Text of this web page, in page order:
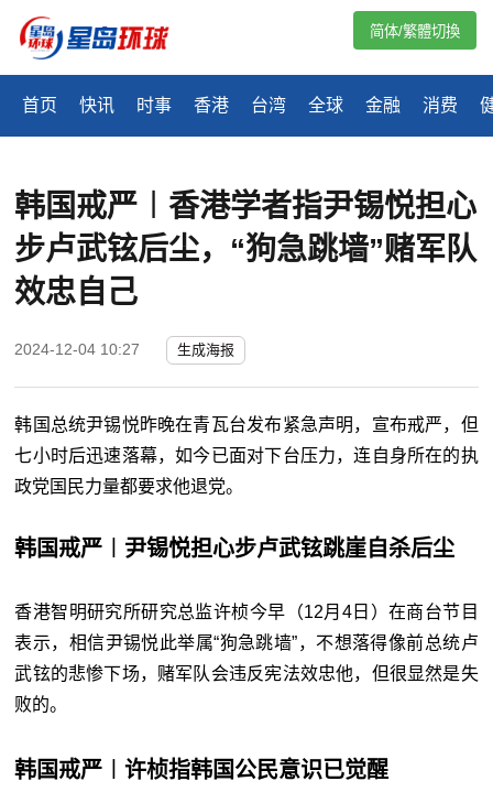
首页 快讯 时事 香港 台湾 全球 金融 消费
简体/繁體切換
韩国戒严︱香港学者指尹锡悦担心
步卢武铉后尘，“狗急跳墙”赌军队
效忠自己
2024-12-04 10:27 生成海报
韩国总统尹锡悦昨晚在青瓦台发布紧急声明，宣布戒严，但
七小时后迅速落幕，如今已面对下台压力，连自身所在的执
政党国民力量都要求他退党。
韩国戒严︱尹锡悦担心步卢武铉跳崖自杀后尘
香港智明研究所研究总监许桢今早（12月4日）在商台节目
表示，相信尹锡悦此举属“狗急跳墙”，不想落得像前总统卢
武铉的悲惨下场，赌军队会违反宪法效忠他，但很显然是失
败的。
韩国戒严︱许桢指韩国公民意识已觉醒